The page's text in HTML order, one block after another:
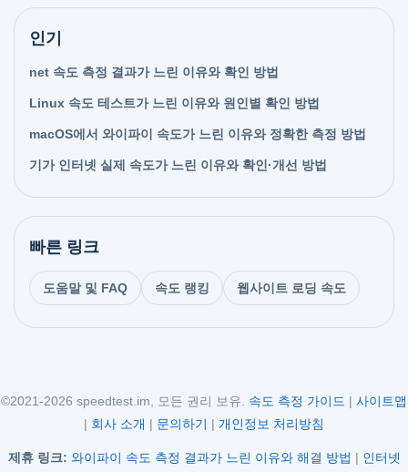
인기
net 속도 측정 결과가 느린 이유와 확인 방법
Linux 속도 테스트가 느린 이유와 원인별 확인 방법
macOS에서 와이파이 속도가 느린 이유와 정확한 측정 방법
기가 인터넷 실제 속도가 느린 이유와 확인·개선 방법
빠른 링크
도움말 및 FAQ 속도 랭킹 웹사이트 로딩 속도
©2021-2026 speedtest.im, 모든 권리 보유. 속도 측정 가이드 | 사이트맵
| 회사 소개 | 문의하기 | 개인정보 처리방침
제휴 링크: 와이파이 속도 측정 결과가 느린 이유와 해결 방법 | 인터넷